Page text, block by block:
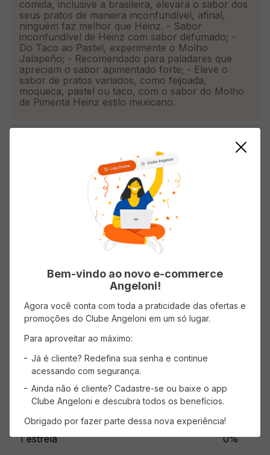
comida, inclusive a brasileira, elevará o sabor dos
seus pratos de maneira inconfundível, afinal,
ninguém faz melhor que Heinz. - Sabor
inconfundível de Heinz com sabor defumado; -
Do Taco ao Pastel, experimente o Molho
Jalapeño; - Recomendado para paladares que
apreciam o sabor apimentado forte; - Eleve o
sabor de pratos variados, como feijoada,
moqueca, pastel ou taco, com o sabor do Molho
de Pimenta Heinz estilo mexicano.
Nacional
Classificação média: 0(0 avaliações)
5 estrelas
1 estrela 0%
Bem-vindo ao novo e-commerce
Angeloni!
Agora você conta com toda a praticidade das ofertas e
promoções do Clube Angeloni em um só lugar.
Para aproveitar ao máximo:
Já é cliente? Redefina sua senha e continue
acessando com segurança.
Ainda não é cliente? Cadastre-se ou baixe o app
Clube Angeloni e descubra todos os benefícios.
Obrigado por fazer parte dessa nova experiência!